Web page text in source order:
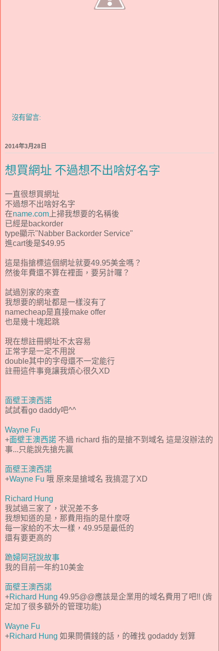
沒有留言:
2014年3月28日
想買網址 不過想不出啥好名字
一直很想買網址
不過想不出啥好名字
在name.com 上掃我想要的名稱後
已經是backorder
type顯示"Nabber Backorder Service"
進cart後是$49.95
這是指搶標這個網址就要49.95美金嗎？
然後年費還不算在裡面，要另計囉？
試過別家的來查
我想要的網址都是一樣沒有了
namecheap是直接make offer
也是幾十塊起跳
現在想註冊網址不太容易
正常字是一定不用說
double其中的字母還不一定能行
註冊這件事竟讓我煩心很久XD
面壁王澳西諾
試試看go daddy吧^^
Wayne Fu
+面壁王澳西諾 不過 richard 指的是搶不到域名 這是沒辦法的
事...只能說先搶先贏
面壁王澳西諾
+Wayne Fu 哦 原來是搶域名 我搞混了XD
Richard Hung
我試過三家了，狀況差不多
我想知道的是，那費用指的是什麼呀
每一家給的不太一樣，49.95是最低的
還有要更高的
跪婦阿冠說故事
我的目前一年約10美金
面壁王澳西諾
+Richard Hung 49.95@@應該是企業用的域名費用了吧!! (肯
定加了很多額外的管理功能)
Wayne Fu
+Richard Hung 如果問價錢的話，的確找 godaddy 划算